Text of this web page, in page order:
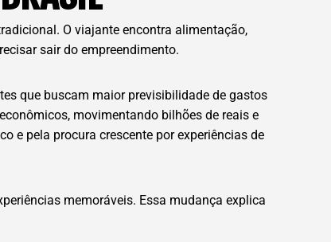
O viajante encontra alimentação,
sair do empreendimento.
que buscam maior previsibilidade de gastos
movimentando bilhões de reais e
e pela procura crescente por experiências de
memoráveis. Essa mudança explica